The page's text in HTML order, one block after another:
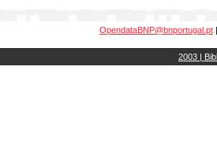
OpendataBNP@bnportugal.pt
2003 |